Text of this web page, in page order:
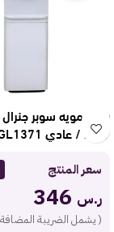
برادة مويه سوبر
/ بارد / عادي KSGL1371
سعر المنتج
ر.س
( يشمل الضريبة